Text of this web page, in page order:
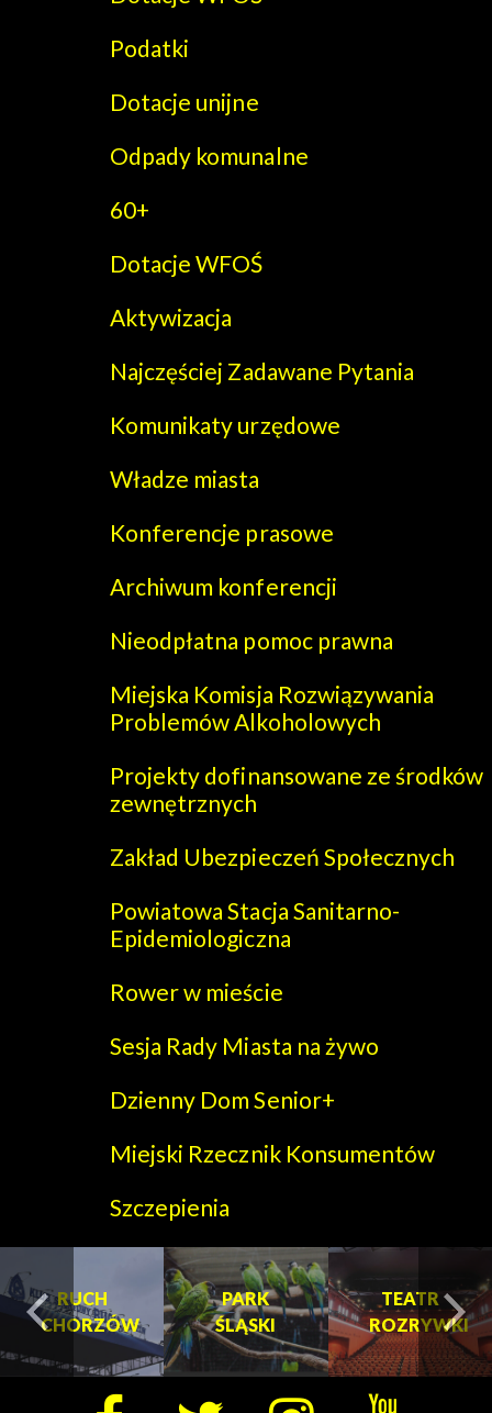
Podatki
Dotacje unijne
Odpady komunalne
60+
Dotacje WFOŚ
Aktywizacja
Najczęściej Zadawane Pytania
Komunikaty urzędowe
Władze miasta
Konferencje prasowe
Archiwum konferencji
Nieodpłatna pomoc prawna
Miejska Komisja Rozwiązywania
Problemów Alkoholowych
Projekty dofinansowane ze środków
zewnętrznych
Zakład Ubezpieczeń Społecznych
Powiatowa Stacja Sanitarno-
Epidemiologiczna
Rower w mieście
Sesja Rady Miasta na żywo
Dzienny Dom Senior+
Miejski Rzecznik Konsumentów
Szczepienia
PARK
ŚLĄSKI
TEATR
ROZRYWKI
PARK
ŚLĄSKI
turysta.Previous